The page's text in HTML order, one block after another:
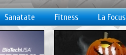
Sanatate Fitness La Focus